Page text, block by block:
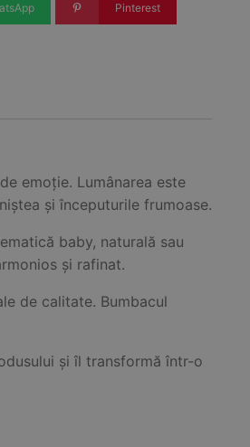
Pinterest
emoție. Lumânarea este
și începuturile frumoase.
baby, naturală sau
și rafinat.
de calitate. Bumbacul
și îl transformă într-o